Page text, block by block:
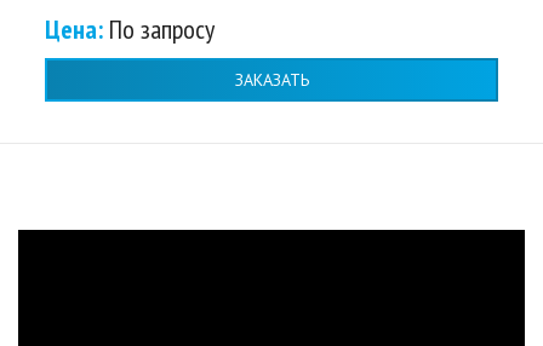
Цена: По запросу
ЗАКАЗАТЬ